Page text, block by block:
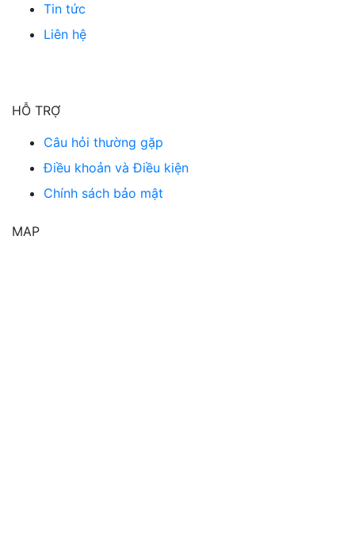
Tin tức
Liên hệ
HỖ TRỢ
Câu hỏi thường gặp
Điều khoản và Điều kiện
Chính sách bảo mật
MAP